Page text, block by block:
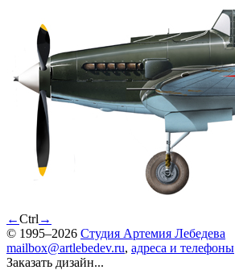
←Ctrl →
© 1995–2026 Студия Артемия Лебедева
mailbox@artlebedev.ru, адреса и телефоны
Заказать дизайн...